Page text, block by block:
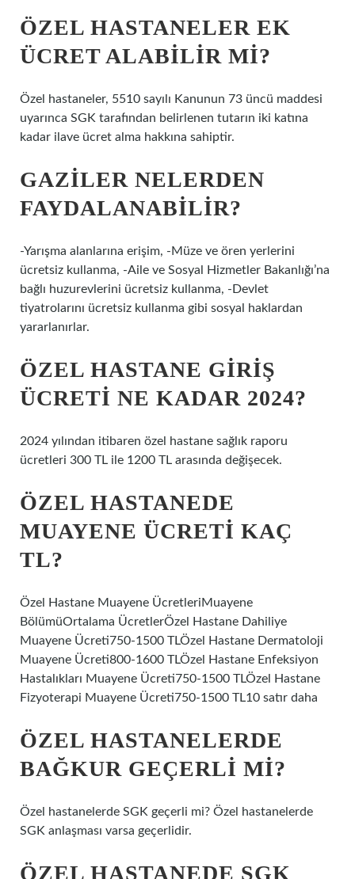
ÖZEL HASTANELER EK
ÜCRET ALABILIR MI?
Özel hastaneler, 5510 sayılı Kanunun 73 üncü maddesi
uyarınca SGK tarafından belirlenen tutarın iki katına
kadar ilave ücret alma hakkına sahiptir.
GAZILER NELERDEN
FAYDALANABILIR?
-Yarışma alanlarına erişim, -Müze ve ören yerlerini
ücretsiz kullanma, -Aile ve Sosyal Hizmetler Bakanlığı’na
bağlı huzurevlerini ücretsiz kullanma, -Devlet
tiyatrolarını ücretsiz kullanma gibi sosyal haklardan
yararlanırlar.
ÖZEL HASTANE GIRIŞ
ÜCRETI NE KADAR 2024?
2024 yılından itibaren özel hastane sağlık raporu
ücretleri 300 TL ile 1200 TL arasında değişecek.
ÖZEL HASTANEDE
MUAYENE ÜCRETI KAÇ
TL?
Özel Hastane Muayene ÜcretleriMuayene
BölümüOrtalama ÜcretlerÖzel Hastane Dahiliye
Muayene Ücreti750-1500 TLÖzel Hastane Dermatoloji
Muayene Ücreti800-1600 TLÖzel Hastane Enfeksiyon
Hastalıkları Muayene Ücreti750-1500 TLÖzel Hastane
Fizyoterapi Muayene Ücreti750-1500 TL10 satır daha
ÖZEL HASTANELERDE
BAĞKUR GEÇERLI MI?
Özel hastanelerde SGK geçerli mi? Özel hastanelerde
SGK anlaşması varsa geçerlidir.
ÖZEL HASTANEDE SGK